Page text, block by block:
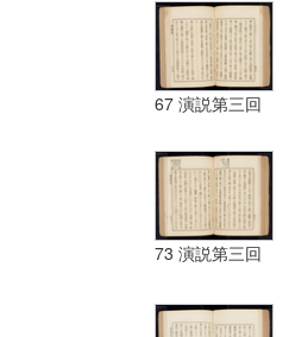
67 演説第三回
73 演説第三回